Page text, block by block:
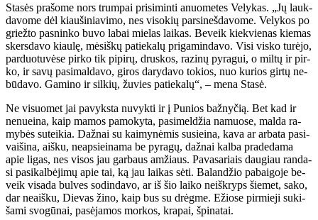
Sta­sės pra­šo­me nors trum­pai pri­si­min­ti anuo­me­tes Ve­ly­kas. „Jų lauk­
da­vo­me dėl kiau­ši­nia­vi­mo, nes vi­so­kių par­si­neš­da­vo­me. Ve­ly­kos po
griež­to pas­nin­ko bu­vo la­bai mie­las lai­kas. Be­veik kiek­vie­nas kie­mas
skers­da­vo kiau­lę, mė­siš­kų pa­tie­ka­lų pri­ga­min­da­vo. Vi­si vis­ko tu­rė­jo,
par­duo­tu­vė­se pir­ko tik pi­pi­rų, drus­kos, ra­zi­nų py­ra­gui, o mil­tų ir pir­
ko, ir sa­vų pa­si­mal­da­vo, gi­ros da­ry­da­vo to­kios, nuo ku­rios gir­tų ne­
bū­da­vo. Ga­mi­no ir sil­kių, žu­vies pa­tie­ka­lų“, – me­na Sta­sė.
Ne vi­suo­met jai pa­vyks­ta nu­vyk­ti ir į Pu­nios baž­ny­čią. Bet kad ir
ne­nu­ei­na, kaip ma­mos pa­mo­ky­ta, pa­si­mel­džia na­muo­se, mal­da ra­
my­bės su­tei­kia. Daž­nai su kai­my­nė­mis su­si­ei­na, ka­va ar ar­ba­ta pa­si­
vai­ši­na, aiš­ku, neap­si­ei­na­ma be py­ra­gų, daž­nai kal­ba pra­de­da­ma
apie li­gas, nes vi­sos jau gar­baus am­žiaus. Pa­va­sa­riais dau­giau ran­da­
si pa­si­kal­bė­ji­mų apie tai, ką jau lai­kas sė­ti. Ba­lan­džio pa­bai­go­je be­
veik vi­sa­da bul­ves so­din­da­vo, ar iš šio lai­ko ne­iš­kryps šie­met, sa­ko,
dar ne­aiš­ku, Die­vas ži­no, kaip bus su drėg­me. Ežio­se pir­mie­ji su­ki­
ša­mi svo­gū­nai, pa­sė­ja­mos mor­kos, kra­pai, špi­na­tai.